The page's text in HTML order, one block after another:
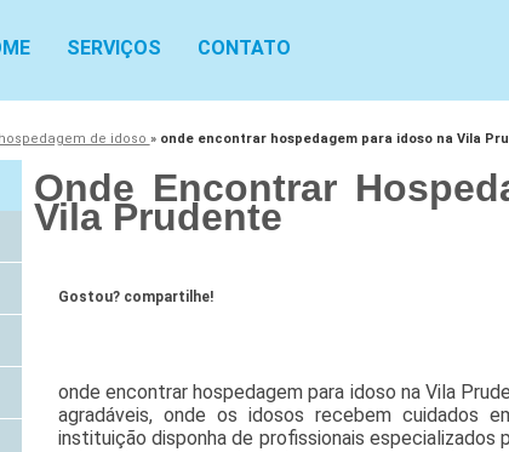
SERVIÇOS CONTATO
hospedagem de idoso » onde encontrar hospedagem para idoso na Vila
Onde Encontrar
Vila Prudente
Gostou? compartilhe!
onde encontrar hospedagem para idoso na Vila
agradáveis, onde os idosos recebem cuidados
instituição disponha de profissionais especializados